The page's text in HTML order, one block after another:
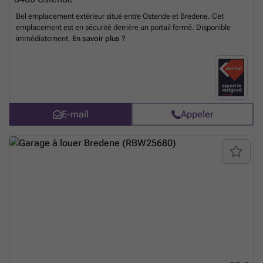
Bel emplacement extérieur situé entre Ostende et Bredene. Cet
emplacement est en sécurité derrière un portail fermé. Disponible
immédiatement. En savoir plus ?
E-mail Appeler